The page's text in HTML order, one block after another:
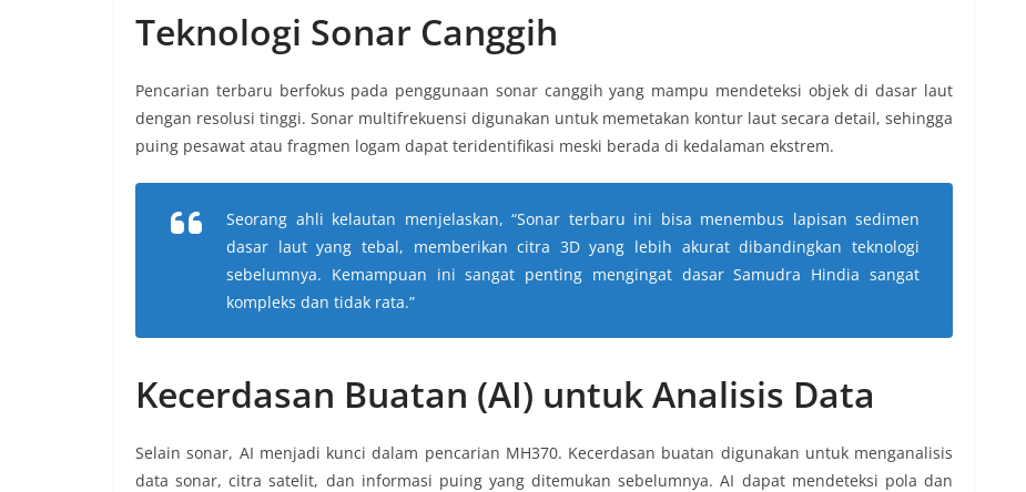
Teknologi Sonar Canggih
Pencarian terbaru berfokus pada penggunaan sonar canggih yang mampu mendeteksi objek di dasar laut
dengan resolusi tinggi. Sonar multifrekuensi digunakan untuk memetakan kontur laut secara detail, sehingga
puing pesawat atau fragmen logam dapat teridentifikasi meski berada di kedalaman ekstrem.
Seorang ahli kelautan menjelaskan, “Sonar terbaru ini bisa menembus lapisan sedimen
dasar laut yang tebal, memberikan citra 3D yang lebih akurat dibandingkan teknologi
sebelumnya. Kemampuan ini sangat penting mengingat dasar Samudra Hindia sangat
kompleks dan tidak rata.”
Kecerdasan Buatan (AI) untuk Analisis Data
Selain sonar, AI menjadi kunci dalam pencarian MH370. Kecerdasan buatan digunakan untuk menganalisis
data sonar, citra satelit, dan informasi puing yang ditemukan sebelumnya. AI dapat mendeteksi pola dan